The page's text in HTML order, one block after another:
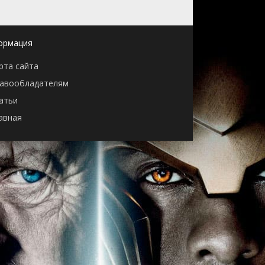
сайта